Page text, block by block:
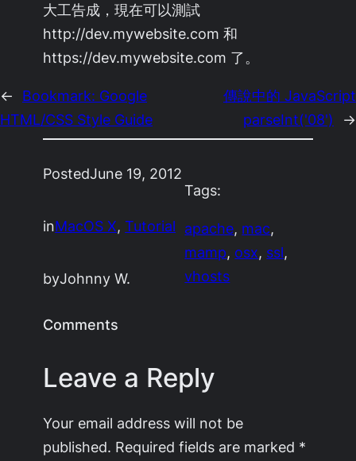
大工告成，現在可以測試
http://dev.mywebsite.com 和
https://dev.mywebsite.com 了。
←
Bookmark: Google
HTML/CSS Style Guide
傳說中的 JavaScript
parseInt('08')
→
PostedJune 19, 2012
inMacOS X, Tutorial
byJohnny W.
Tags:
apache, mac
mamp, osx, ssl
vhosts
Comments
Leave a Reply
Your email address will not be
published. Required fields are marked *